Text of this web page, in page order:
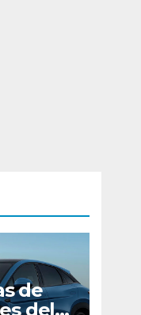
de
del